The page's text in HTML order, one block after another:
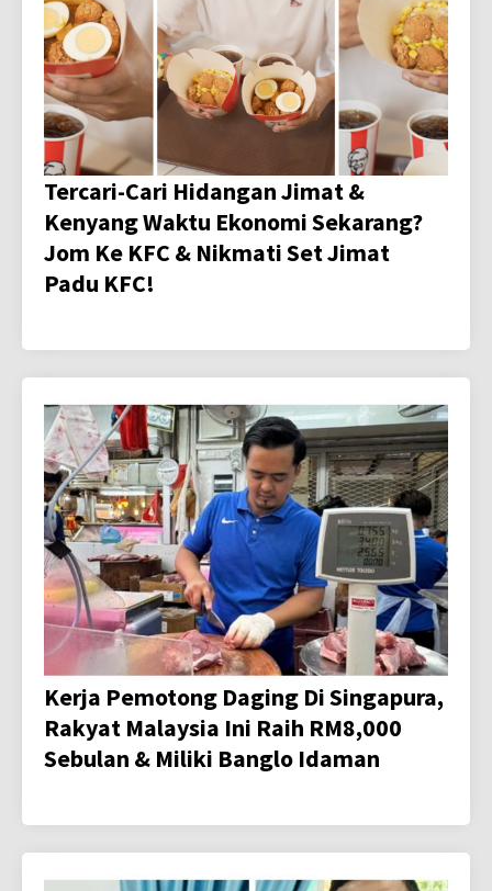
Tercari-Cari Hidangan Jimat &
Kenyang Waktu Ekonomi Sekarang?
Jom Ke KFC & Nikmati Set Jimat
Padu KFC!
Kerja Pemotong Daging Di Singapura,
Rakyat Malaysia Ini Raih RM8,000
Sebulan & Miliki Banglo Idaman